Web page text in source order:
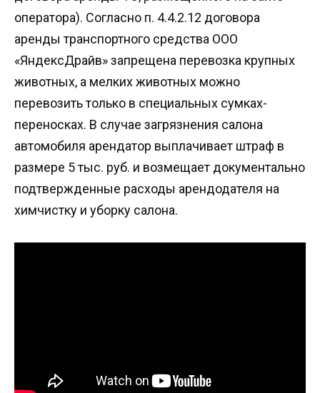
оператора). Согласно п. 4.4.2.12 договора
аренды транспортного средства ООО
«ЯндексДрайв» запрещена перевозка крупных
животных, а мелких животных можно
перевозить только в специальных сумках-
переносках. В случае загрязнения салона
автомобиля арендатор выплачивает штраф в
размере 5 тыс. руб. и возмещает документально
подтвержденные расходы арендодателя на
химчистку и уборку салона.